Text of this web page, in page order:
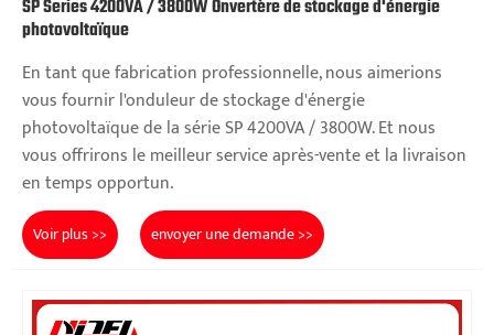
SP Series 4200VA / 3800W Onvertère de stockage d'énergie
photovoltaïque
En tant que fabrication professionnelle, nous aimerions
vous fournir l'onduleur de stockage d'énergie
photovoltaïque de la série SP 4200VA / 3800W. Et nous
vous offrirons le meilleur service après-vente et la livraison
en temps opportun.
Voir plus >> envoyer une demande >>